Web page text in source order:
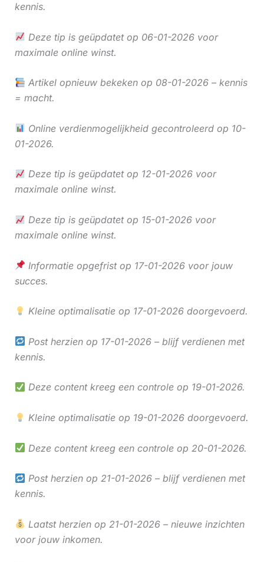
kennis.
Deze tip is geüpdatet op 06-01-2026 voor
maximale online winst.
Artikel opnieuw bekeken op 08-01-2026 – kennis
= macht.
Online verdienmogelijkheid gecontroleerd op 10-
01-2026.
Deze tip is geüpdatet op 12-01-2026 voor
maximale online winst.
Deze tip is geüpdatet op 15-01-2026 voor
maximale online winst.
Informatie opgefrist op 17-01-2026 voor jouw
succes.
Kleine optimalisatie op 17-01-2026 doorgevoerd.
Post herzien op 17-01-2026 – blijf verdienen met
kennis.
Deze content kreeg een controle op 19-01-2026.
Kleine optimalisatie op 19-01-2026 doorgevoerd.
Deze content kreeg een controle op 20-01-2026.
Post herzien op 21-01-2026 – blijf verdienen met
kennis.
Laatst herzien op 21-01-2026 – nieuwe inzichten
voor jouw inkomen.